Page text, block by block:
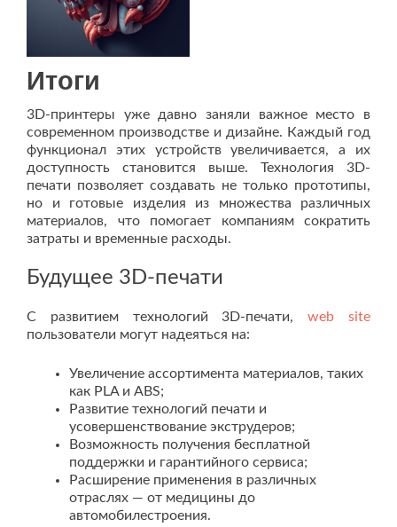
Итоги
3D-принтеры уже давно заняли важное место в
современном производстве и дизайне. Каждый год
функционал этих устройств увеличивается, а их
доступность становится выше. Технология 3D-
печати позволяет создавать не только прототипы,
но и готовые изделия из множества различных
материалов, что помогает компаниям сократить
затраты и временные расходы.
Будущее 3D-печати
С развитием технологий 3D-печати,web site
пользователи могут надеяться на:
Увеличение ассортимента материалов, таких
как PLA и ABS;
Развитие технологий печати и
усовершенствование экструдеров;
Возможность получения бесплатной
поддержки и гарантийного сервиса;
Расширение применения в различных
отраслях — от медицины до
автомобилестроения.